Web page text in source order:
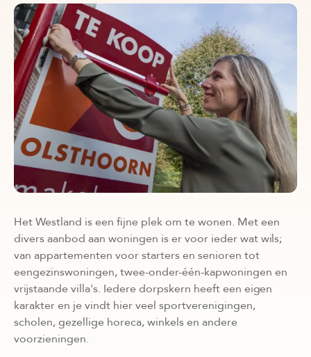
Het Westland is een fijne plek om te wonen. Met een
divers aanbod aan woningen is er voor ieder wat wils;
van appartementen voor starters en senioren tot
eengezinswoningen, twee-onder-één-kapwoningen en
vrijstaande villa's. Iedere dorpskern heeft een eigen
karakter en je vindt hier veel sportverenigingen,
scholen, gezellige horeca, winkels en andere
voorzieningen.